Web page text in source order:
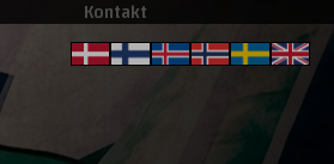
Kontakt